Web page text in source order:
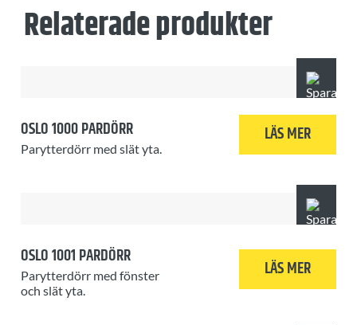
Relaterade produkter
OSLO 1000 PARDÖRR
Parytterdörr med slät yta.
LÄS MER
OSLO 1001 PARDÖRR
Parytterdörr med fönster
och slät yta.
LÄS MER